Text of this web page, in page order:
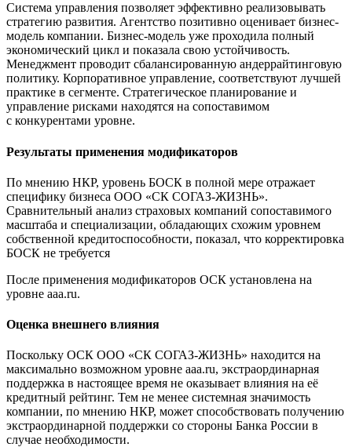
Система управления позволяет эффективно реализовывать
стратегию развития. Агентство позитивно оценивает бизнес-
модель компании. Бизнес-модель уже проходила полный
экономический цикл и показала свою устойчивость.
Менеджмент проводит сбалансированную андеррайтинговую
политику. Корпоративное управление, соответствуют лучшей
практике в сегменте. Стратегическое планирование и
управление рисками находятся на сопоставимом
с конкурентами уровне.
Результаты применения модификаторов
По мнению НКР, уровень БОСК в полной мере отражает
специфику бизнеса ООО «СК СОГАЗ-ЖИЗНЬ».
Сравнительный анализ страховых компаний сопоставимого
масштаба и специализации, обладающих схожим уровнем
собственной кредитоспособности, показал, что корректировка
БОСК не требуется
После применения модификаторов ОСК установлена на
уровне aaa.ru.
Оценка внешнего влияния
Поскольку ОСК ООО «СК СОГАЗ-ЖИЗНЬ» находится на
максимально возможном уровне aaa.ru, экстраординарная
поддержка в настоящее время не оказывает влияния на её
кредитный рейтинг. Тем не менее системная значимость
компании, по мнению НКР, может способствовать получению
экстраординарной поддержки со стороны Банка России в
случае необходимости.